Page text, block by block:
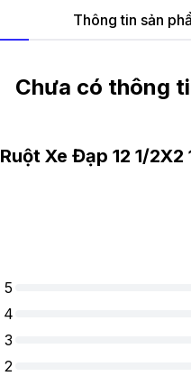
Thông tin sản
Chưa có thông
Ruột Xe Đạp 12 1/
5
4
3
2